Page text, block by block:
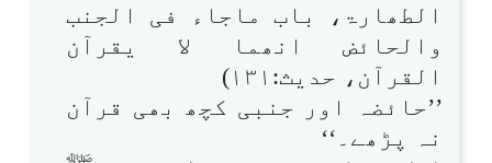
الطھارۃ، باب ماجاء فی الجنب
والحائض انھما لا یقرآن
القرآن، حدیث:۱۳۱)
’’حائضہ اور جنبی کچھ بھی قرآن
نہ پڑھے۔‘‘